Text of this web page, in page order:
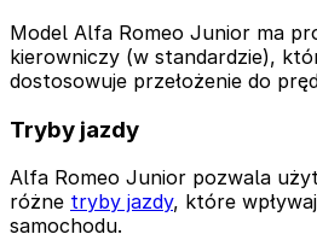
Model Alfa Romeo Junior ma
kierowniczy (w standardzie),
dostosowuje przełożenie do
Tryby jazdy
Alfa Romeo Junior pozwala
różne tryby jazdy, które
samochodu.